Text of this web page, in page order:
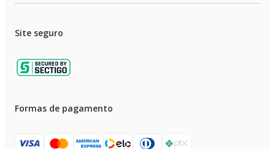
Site seguro
Formas de pagamento